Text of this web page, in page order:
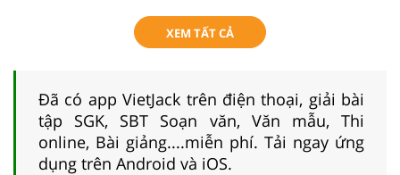
XEM TẤT CẢ
Đã có app VietJack trên điện thoại, giải bài
tập SGK, SBT Soạn văn, Văn mẫu, Thi
online, Bài giảng....miễn phí. Tải ngay ứng
dụng trên Android và iOS.